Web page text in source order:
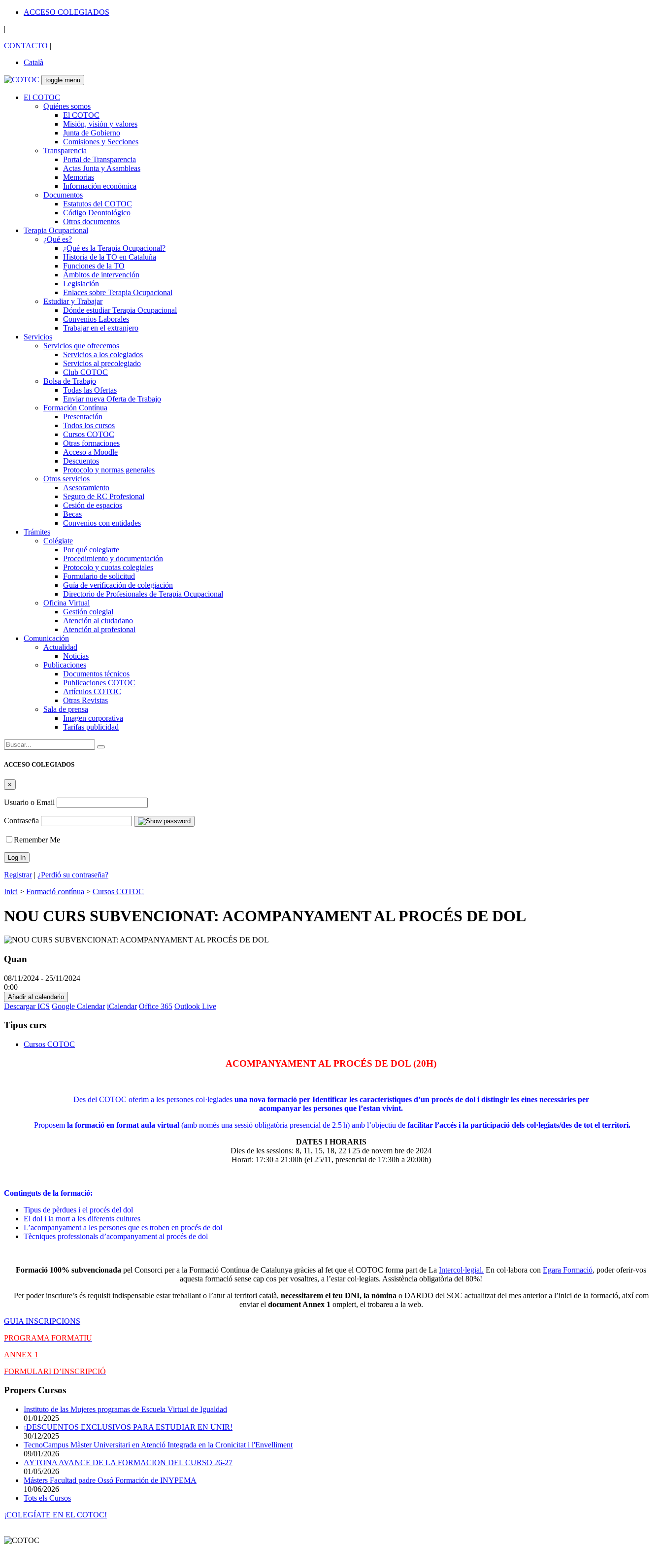
ACCESO COLEGIADOS
|
CONTACTO |
Català
toggle menu
El COTOC
Quiénes somos
El COTOC
Misión, visión y valores
Junta de Gobierno
Comisiones y Secciones
Transparencia
Portal de Transparencia
Actas Junta y Asambleas
Memorias
Información económica
Documentos
Estatutos del COTOC
Código Deontológico
Otros documentos
Terapia Ocupacional
¿Qué es?
¿Qué es la Terapia Ocupacional?
Historia de la TO en Cataluña
Funciones de la TO
Ámbitos de intervención
Legislación
Enlaces sobre Terapia Ocupacional
Estudiar y Trabajar
Dónde estudiar Terapia Ocupacional
Convenios Laborales
Trabajar en el extranjero
Servicios
Servicios que ofrecemos
Servicios a los colegiados
Servicios al precolegiado
Club COTOC
Bolsa de Trabajo
Todas las Ofertas
Enviar nueva Oferta de Trabajo
Formación Contínua
Presentación
Todos los cursos
Cursos COTOC
Otras formaciones
Acceso a Moodle
Descuentos
Protocolo y normas generales
Otros servicios
Asesoramiento
Seguro de RC Profesional
Cesión de espacios
Becas
Convenios con entidades
Trámites
Colégiate
Por qué colegiarte
Procedimiento y documentación
Protocolo y cuotas colegiales
Formulario de solicitud
Guía de verificación de colegiación
Directorio de Profesionales de Terapia Ocupacional
Oficina Virtual
Gestión colegial
Atención al ciudadano
Atención al profesional
Comunicación
Actualidad
Noticias
Publicaciones
Documentos técnicos
Publicaciones COTOC
Artículos COTOC
Otras Revistas
Sala de prensa
Imagen corporativa
Tarifas publicidad
Buscar:
ACCESO COLEGIADOS
×
Usuario o Email
Contraseña
Remember Me
Registrar| ¿Perdió su contraseña?
Inici > Formació contínua > Cursos COTOC
NOU CURS SUBVENCIONAT: ACOMPANYAMENT AL PROCÉS DE DOL
Quan
08/11/2024 - 25/11/2024
0:00
Añadir al calendario
Descargar ICS Google Calendar iCalendar Office 365 Outlook Live
Tipus curs
Cursos COTOC
ACOMPANYAMENT AL PROCÉS DE DOL (20H)
Des del COTOC oferim a les persones col·legiades una nova formació per Identificar les característiques d’un procés de dol i distingir les eines necessàries per
acompanyar les persones que l’estan vivint.
Proposem la formació en format aula virtual(amb només una sessió obligatòria presencial de 2.5 h) amb l’objectiu de facilitar l’accés i la participació dels col·legiats/des de tot el territori.
DATES I HORARIS
Dies de les sessions: 8, 11, 15, 18, 22 i 25 de novem bre de 2024
Horari: 17:30 a 21:00h (el 25/11, presencial de 17:30h a 20:00h)
Continguts de la formació:
Tipus de pèrdues i el procés del dol
El dol i la mort a les diferents cultures
L’acompanyament a les persones que es troben en procés de dol
Tècniques professionals d’acompanyament al procés de dol
Formació 100% subvencionada pel Consorci per a la Formació Contínua de Catalunya gràcies al fet que el COTOC forma part de La Intercol·legial. En col·labora con Egara Formació, poder oferir-vos
aquesta formació sense cap cos per vosaltres, a l’estar col·legiats. Assistència obligatòria del 80%!
Per poder inscriure’s és requisit indispensable estar treballant o l’atur al territori català, necessitarem el teu DNI, la nòmina o DARDO del SOC actualitzat del mes anterior a l’inici de la formació, així com
enviar el document Annex 1 omplert, el trobareu a la web.
GUIA INSCRIPCIONS
PROGRAMA FORMATIU
ANNEX 1
FORMULARI D’INSCRIPCIÓ
Propers Cursos
Instituto de las Mujeres programas de Escuela Virtual de Igualdad
01/01/2025
¡DESCUENTOS EXCLUSIVOS PARA ESTUDIAR EN UNIR!
30/12/2025
TecnoCampus Màster Universitari en Atenció Integrada en la Cronicitat i l'Envelliment
09/01/2026
AYTONA AVANCE DE LA FORMACION DEL CURSO 26-27
01/05/2026
Másters Facultad padre Ossó Formación de INYPEMA
10/06/2026
Tots els Cursos
¡COLEGÍATE EN EL COTOC!